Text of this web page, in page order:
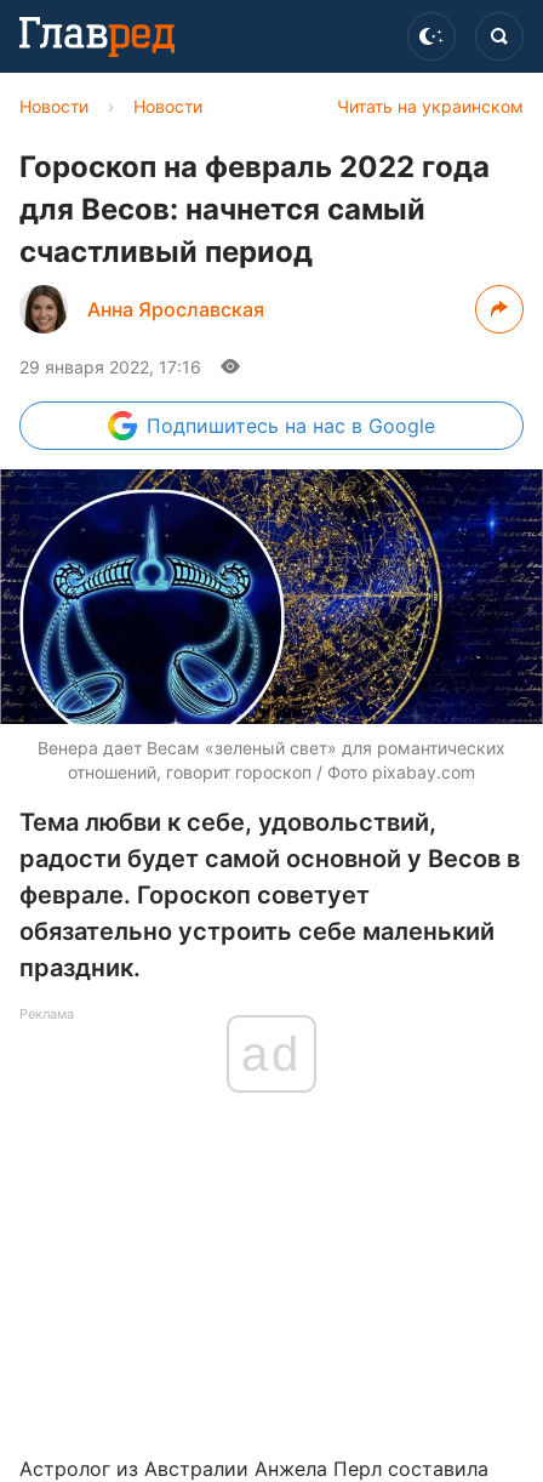
Читать на украинском
Новости › Новости
Гороскоп на февраль 2022 года
для Весов: начнется самый
счастливый период
Анна Ярославская
29 января 2022, 17:16
Подпишитесь на нас в Google
Венера дает Весам «зеленый свет» для романтических
отношений, говорит гороскоп / Фото pixabay.com
Тема любви к себе, удовольствий,
радости будет самой основной у Весов в
феврале. Гороскоп советует
обязательно устроить себе маленький
праздник.
Реклама
ad
Астролог из Австралии Анжела Перл составила